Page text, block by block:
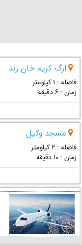
ارگ کریم خان زند
فاصله : 1 کیلومتر
زمان : 6 دقیقه
مسجد وکیل
فاصله : 2 کیلومتر
زمان : 10 دقیقه
بازار وکیل
فاصله : 3 کیلومتر
زمان : 9 دقیقه